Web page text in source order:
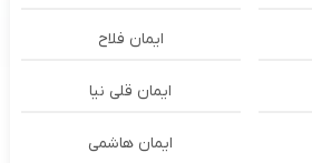
ایمان فلاح
ایمان قلی نیا
ایمان هاشمی